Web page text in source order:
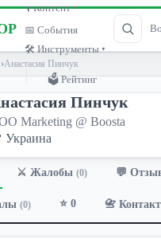
🎙 Контент ▾
📅 События
🛠 Инструменты ▾
🗳 Рейтинг
›Анастасия Пинчук
Пинчук
Marketing @ Boosta
Украина
⚔️ Жалобы (0) 💬
(0) ⭐ 0 📇